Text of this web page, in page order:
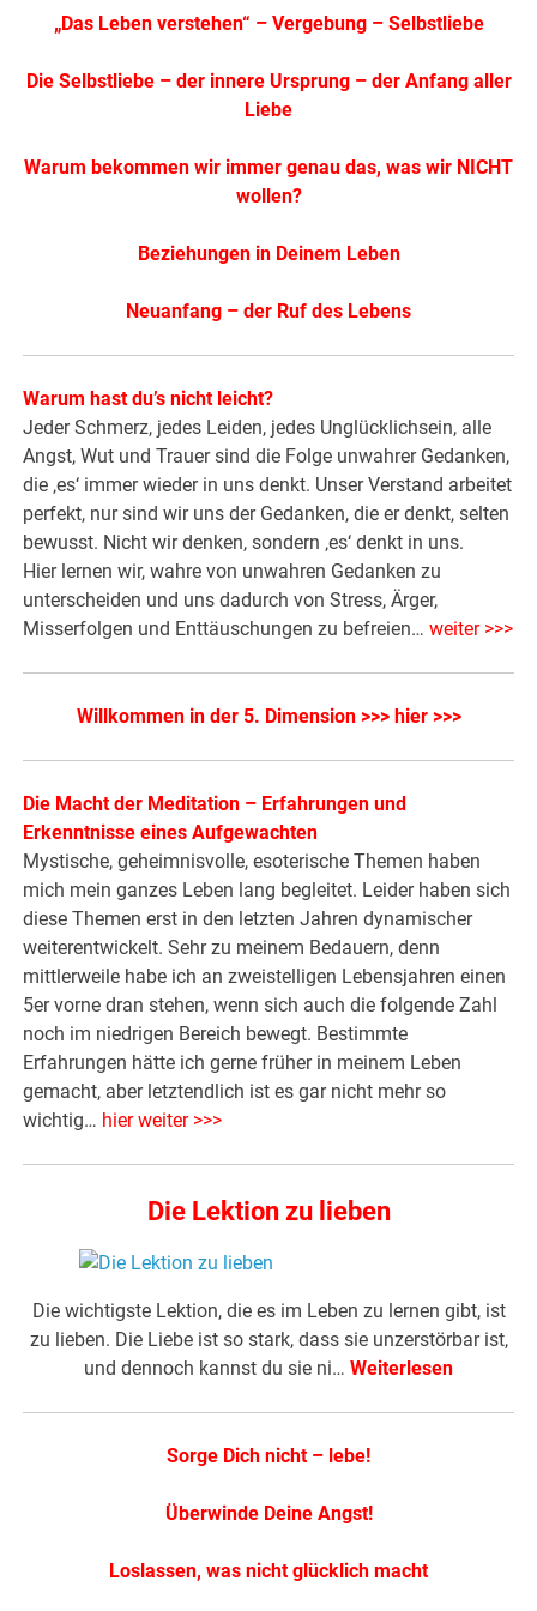
„Das Leben verstehen“ – Vergebung – Selbstliebe
Die Selbstliebe – der innere Ursprung – der Anfang aller
Liebe
Warum bekommen wir immer genau das, was wir NICHT
wollen?
Beziehungen in Deinem Leben
Neuanfang – der Ruf des Lebens
Warum hast du’s nicht leicht?
Jeder Schmerz, jedes Leiden, jedes Unglücklichsein, alle
Angst, Wut und Trauer sind die Folge unwahrer Gedanken,
die ‚es‘ immer wieder in uns denkt. Unser Verstand arbeitet
perfekt, nur sind wir uns der Gedanken, die er denkt, selten
bewusst. Nicht wir denken, sondern ‚es‘ denkt in uns.
Hier lernen wir, wahre von unwahren Gedanken zu
unterscheiden und uns dadurch von Stress, Ärger,
Misserfolgen und Enttäuschungen zu befreien…weiter >>>
Willkommen in der 5. Dimension >>> hier >>>
Die Macht der Meditation – Erfahrungen und
Erkenntnisse eines Aufgewachten
Mystische, geheimnisvolle, esoterische Themen haben
mich mein ganzes Leben lang begleitet. Leider haben sich
diese Themen erst in den letzten Jahren dynamischer
weiterentwickelt. Sehr zu meinem Bedauern, denn
mittlerweile habe ich an zweistelligen Lebensjahren einen
5er vorne dran stehen, wenn sich auch die folgende Zahl
noch im niedrigen Bereich bewegt. Bestimmte
Erfahrungen hätte ich gerne früher in meinem Leben
gemacht, aber letztendlich ist es gar nicht mehr so
wichtig… hier weiter >>>
Die Lektion zu lieben
Die wichtigste Lektion, die es im Leben zu lernen gibt, ist
zu lieben. Die Liebe ist so stark, dass sie unzerstörbar ist,
und dennoch kannst du sie ni… Weiterlesen
Sorge Dich nicht – lebe!
Überwinde Deine Angst!
Loslassen, was nicht glücklich macht